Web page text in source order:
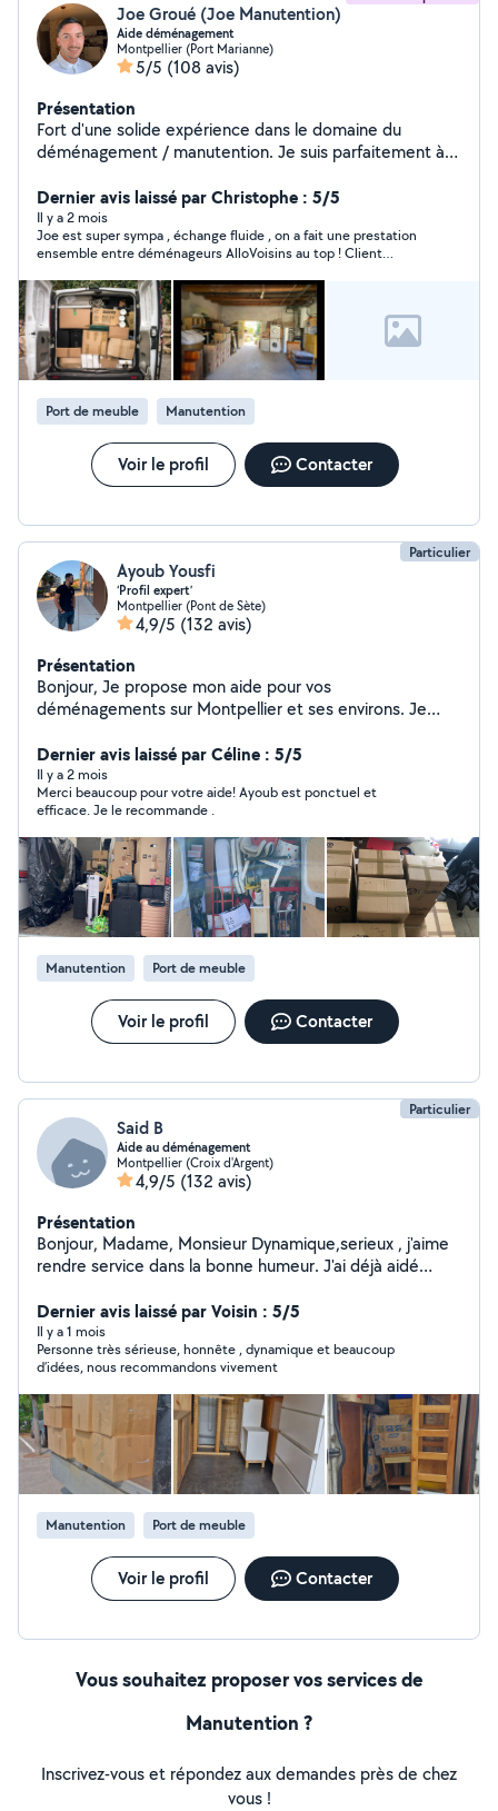
Joe Groué (Joe Manutention)
Aide déménagement
Montpellier (Port Marianne)
5/5 (108 avis)
Présentation
Fort d'une solide expérience dans le domaine du
déménagement / manutention. Je suis parfaitement à
moment, je me tiens prêt à vous apporter mon aide.
N'hésitez pas à me contacter pour toute informations.
Dernier avis laissé par Christophe : 5/5
Il y a 2 mois
Joe est super sympa , échange fluide , on a fait une prestation
ensemble entre déménageurs AlloVoisins au top ! Client
Port de meuble Manutention
Voir le profil Contacter
Particulier
Ayoub Yousfi
‘Profil expert’
Montpellier (Pont de Sète)
4,9/5 (132 avis)
Présentation
Bonjour, Je propose mon aide pour vos
déménagements sur Montpellier et ses environs. Je
(seul ou à plusieurs) Emballage de vos affaires dans des
cartons Portage et manutention (meubles,
électroménager, canapés, etc.) Chargement et
déchargement Aide au débarras (caves, greniers, objets
volumineux) Pourquoi me choisir ? Personne ponctuelle,
fiable et respectueuse de vos affaires Habitué aux
déménagements (charges lourdes, organisation,
efficacité) Attitude sérieuse et soigneuse Échange clair
en amont pour éviter les mauvaises surprises Le tarif est
défini selon la durée, la pénibilité et le nombre de
personnes nécessaires. Pour toute question ou
demande, n'hésitez pas à me contacter. Je vous
accompagne dans votre déménagement avec sérieux
et efficacité. À bientôt, Ayoub
Dernier avis laissé par Céline : 5/5
Il y a 2 mois
Merci beaucoup pour votre aide! Ayoub est ponctuel et
efficace. Je le recommande .
Manutention Port de meuble
Voir le profil Contacter
Particulier
Said B
Aide au déménagement
Montpellier (Croix d'Argent)
4,9/5 (132 avis)
Présentation
Bonjour, Madame, Monsieur Dynamique,serieux , j'aime
rendre service dans la bonne humeur. J'ai déjà aidé
tâches. J'ai l'habitude, bonne expérience dans ce
domaine de déménagement (machine a laver, canapé,
et tous genres j ai un diable qui peut servir) Aide
polyvalente que ce soit pour demonter ou remonter
des meubles, je m'adapte à vos besoins, Pour toutes
questions n'hésitez pas à me contacter.
Dernier avis laissé par Voisin : 5/5
Il y a 1 mois
Personne très sérieuse, honnête , dynamique et beaucoup
d’idées, nous recommandons vivement
Manutention Port de meuble
Voir le profil Contacter
Vous souhaitez proposer vos services de
Manutention ?
Inscrivez-vous et répondez aux demandes près de chez
vous !